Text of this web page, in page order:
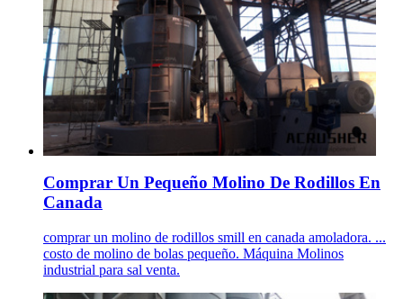
Comprar Un Pequeño Molino De Rodillos En
Canada
comprar un molino de rodillos smill en canada amoladora. ...
costo de molino de bolas pequeño. Máquina Molinos
industrial para sal venta.